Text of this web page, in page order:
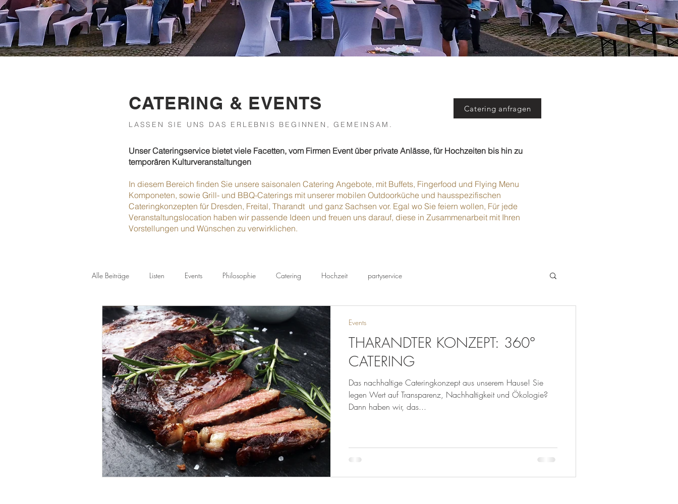
CATERING & EVENTS Catering anfragen
LASSEN SIE UNS DAS ERLEBNIS BEGINNEN, GEMEINSAM.
Unser Cateringservice bietet viele Facetten, vom Firmen Event über private Anlässe, für Hochzeiten bis hin zu
temporären Kulturveranstaltungen
In diesem Bereich finden Sie unsere saisonalen Catering Angebote, mit Buffets, Fingerfood und Flying Menu
Komponeten, sowie Grill- und BBQ-Caterings mit unserer mobilen Outdoorküche und hausspezifischen
Cateringkonzepten für Dresden, Freital, Tharandt und ganz Sachsen vor. Egal wo Sie feiern wollen, Für jede
Veranstaltungslocation haben wir passende Ideen und freuen uns darauf, diese in Zusammenarbeit mit Ihren
Vorstellungen und Wünschen zu verwirklichen.
Alle Beiträge Listen Events Philosophie Catering Hochzeit partyservice
THARANDTER KONZEPT: 360°
CATERING
Das nachhaltige Cateringkonzept aus unserem Hause! Sie
legen Wert auf Transparenz, Nachhaltigkeit und Ökologie?
Dann haben wir, das...
Events